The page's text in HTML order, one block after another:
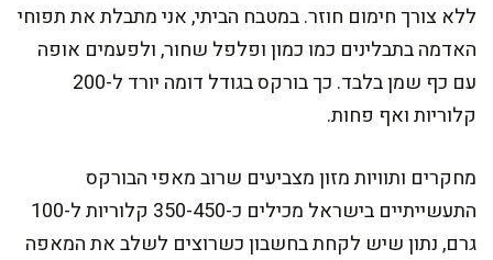
ללא צורך חימום חוזר. במטבח הביתי, אני מתבלת את תפוחי
האדמה בתבלינים כמו כמון ופלפל שחור, ולפעמים אופה
עם כף שמן בלבד. כך בורקס בגודל דומה יורד ל-200
קלוריות ואף פחות.
מחקרים ותוויות מזון מצביעים שרוב מאפי הבורקס
התעשייתיים בישראל מכילים כ-350-450 קלוריות ל-100
גרם, נתון שיש לקחת בחשבון כשרוצים לשלב את המאפה